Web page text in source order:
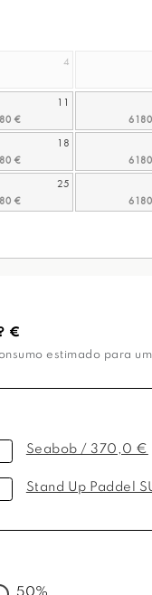
4
11
18
25
€
estimado para
Seabob / 370,0 €
Stand Up Paddel
50%